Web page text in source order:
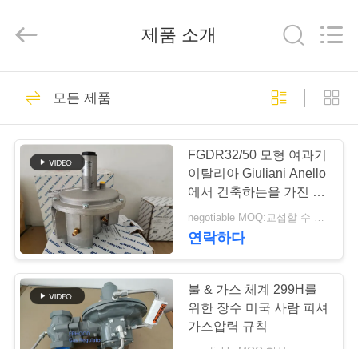
제
품
우
리
에
Suzhou
Ephood
Reserved.
가스압력 규칙
피셔 가스 조절기
44
제품 소개
모든 제품
FGDR32/50 모형 여과기
이탈리아 Giuliani Anello
에서 건축하는을 가진 알
루미늄 가스압력 규칙은
만들었습니다
negotiable MOQ:교섭할 수 있습니다
연락하다
불 & 가스 체계 299H를
위한 장수 미국 사람 피셔
가스압력 규칙